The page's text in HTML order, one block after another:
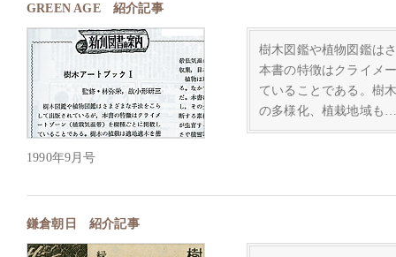
GREEN AGE 紹介記事
1990年9月号
樹木図鑑や植物図鑑は
本書の特徴はクライメ
ていることである。樹
の多様化、植栽地域も
鎌倉朝日 紹介記事